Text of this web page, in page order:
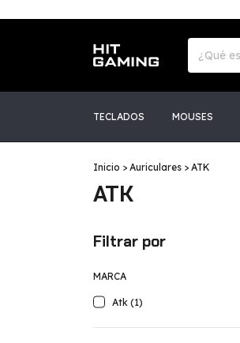
TECLADOS MOUSES
Inicio > Auriculares > ATK
ATK
Filtrar por
MARCA
Atk (1)